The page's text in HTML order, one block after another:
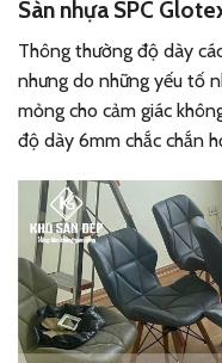
Sàn nhựa SPC
Thông thường độ dày
nhưng do những yếu tố
mỏng cho cảm giác
độ dày 6mm chắc chắn